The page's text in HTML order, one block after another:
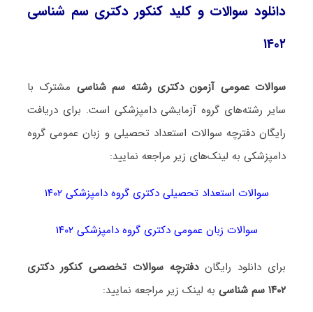
دانلود سوالات و کلید کنکور دکتری سم شناسی
۱۴۰۲
سوالات عمومی آزمون دکتری رشته سم شناسی مشترک با
سایر رشته‌های گروه آزمایشی دامپزشکی است. برای دریافت
رایگان دفترچه سوالات استعداد تحصیلی و زبان عمومی گروه
دامپزشکی به لینک‌های زیر مراجعه نمایید:
سوالات استعداد تحصیلی دکتری گروه دامپزشکی ۱۴۰۲
سوالات زبان عمومی دکتری گروه دامپزشکی ۱۴۰۲
برای دانلود رایگاندفترچه سوالات تخصصی کنکور دکتری
۱۴۰۲ سم شناسی
به لینک زیر مراجعه نمایید: